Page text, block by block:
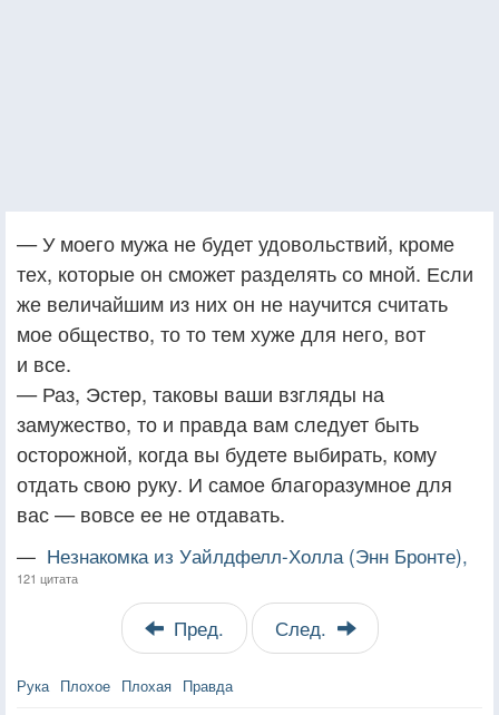
— У моего мужа не будет удовольствий, кроме
тех, которые он сможет разделять со мной. Если
же величайшим из них он не научится считать
мое общество, то то тем хуже для него, вот
и все.
— Раз, Эстер, таковы ваши взгляды на
замужество, то и правда вам следует быть
осторожной, когда вы будете выбирать, кому
отдать свою руку. И самое благоразумное для
вас — вовсе ее не отдавать.
— Незнакомка из Уайлдфелл-Холла (Энн Бронте),
121 цитата
Пред. След.
Рука Плохое Плохая Правда